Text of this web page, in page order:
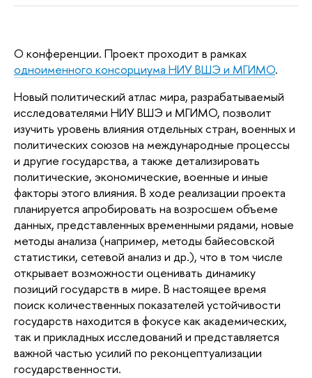
О конференции. Проект проходит в рамках
одноименного консорциума НИУ ВШЭ и МГИМО.
Новый политический атлас мира, разрабатываемый
исследователями НИУ ВШЭ и МГИМО, позволит
изучить уровень влияния отдельных стран, военных и
политических союзов на международные процессы
и другие государства, а также детализировать
политические, экономические, военные и иные
факторы этого влияния. В ходе реализации проекта
планируется апробировать на возросшем объеме
данных, представленных временными рядами, новые
методы анализа (например, методы байесовской
статистики, сетевой анализ и др.), что в том числе
открывает возможности оценивать динамику
позиций государств в мире. В настоящее время
поиск количественных показателей устойчивости
государств находится в фокусе как академических,
так и прикладных исследований и представляется
важной частью усилий по реконцептуализации
государственности.